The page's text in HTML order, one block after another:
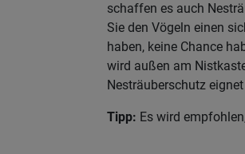
schaffen es auch
Sie den Vögeln einen
haben, keine Chance
wird außen am
Nesträuberschutz
Tipp: Es wird